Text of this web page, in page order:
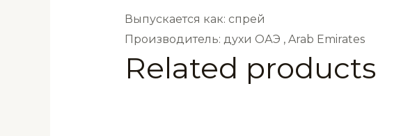
мл
quantity
Выпускается как: спрей
Производитель: духи ОАЭ , Arab Emirates
Related products